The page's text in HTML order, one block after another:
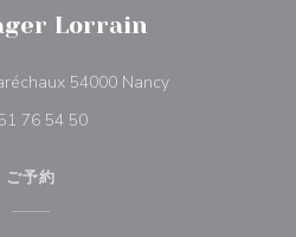
Lorrain
54000 Nancy((新しいウィン
76 54 50
ご予約